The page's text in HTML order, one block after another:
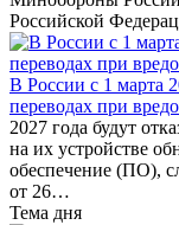
Российской
В России с 1 марта
переводах при
2027 года будут
на их устройстве
обеспечение (ПО),
от 26…
Тема дня